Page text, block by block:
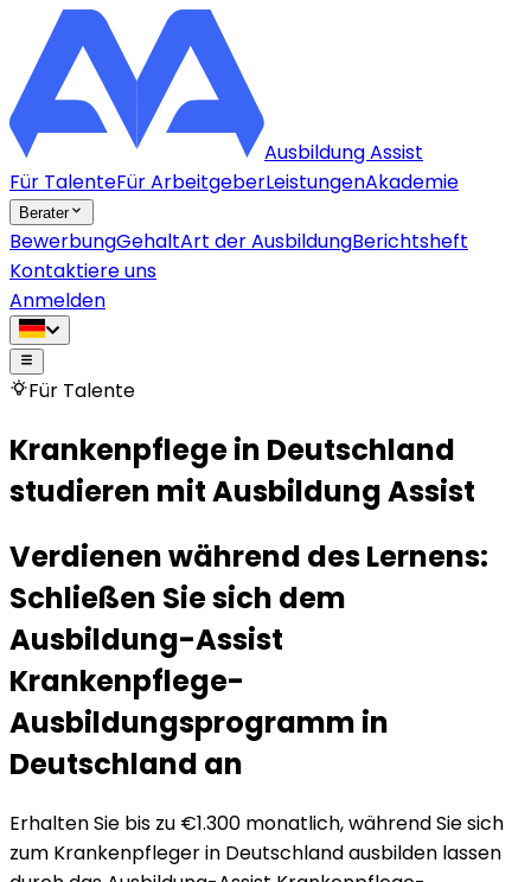
Ausbildung Assist
Für TalenteFür ArbeitgeberLeistungenAkademie
Berater
BewerbungGehaltArt der AusbildungBerichtsheft
Kontaktiere uns
Anmelden
Für Talente
Krankenpflege in Deutschland
studieren mit Ausbildung Assist
Verdienen während des Lernens:
Schließen Sie sich dem
Ausbildung-Assist
Krankenpflege-
Ausbildungsprogramm in
Deutschland an
Erhalten Sie bis zu €1.300 monatlich, während Sie sich
zum Krankenpfleger in Deutschland ausbilden lassen